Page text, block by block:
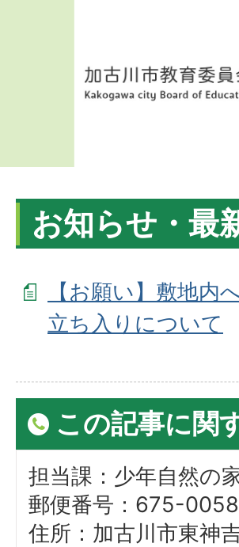
お知らせ・最
【お願い】敷地内
立ち入りについて
この記事に関
担当課：少年自然の
郵便番号：675-0058
住所：加古川市東神